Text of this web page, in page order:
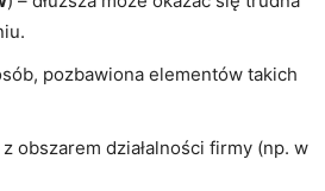
pozbawiona elementów takich
obszarem działalności firmy (np. w